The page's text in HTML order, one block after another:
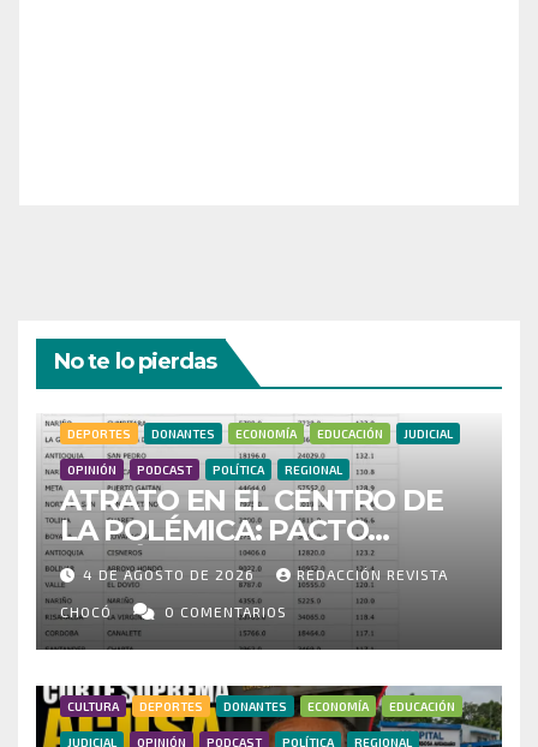
No te lo pierdas
DEPORTES DONANTES ECONOMÍA EDUCACIÓN JUDICIAL
OPINIÓN PODCAST POLÍTICA REGIONAL
ATRATO EN EL CENTRO DE
LA POLÉMICA: PACTO
HISTÓRICO CUESTIONA
CENSO ELECTORAL Y PIDE
INVESTIGAR PRESUNTO
FRAUDE
4 DE AGOSTO DE 2026 REDACCIÓN REVISTA
CHOCÓ 0 COMENTARIOS
CULTURA DEPORTES DONANTES ECONOMÍA EDUCACIÓN
JUDICIAL OPINIÓN PODCAST POLÍTICA REGIONAL